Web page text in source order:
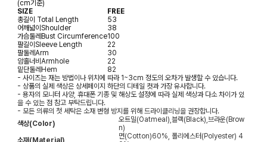
(cm기준)
SIZE
FREE
총길이 Total Length
53
어깨넓이Shoulder
38
가슴둘레Bust Circumference100
팔길이Sleeve Length
22
팔둘레Arm
30
암홀너비Armhole
22
밑단둘레Hem
82
- 사이즈는 재는 방법이나 위치에 따라 1~3cm 정도의 오차가 발생할 수 있습니다.
- 상품의 실제 색상은 상세페이지 하단의 디테일 컷과 가장 유사합니다.
- 용자의 모니터 사양, 휴대폰 기종 및 해상도 설정에 따라 실제 색상과 다소 차이가 있
을 수 있는 점 참고 부탁드립니다.
- 모든 의류의 첫 세탁은 소재 변형 방지를 위해 드라이클리닝을 권장합니다.
색상(Color)
오트밀(Oatmeal),블랙(Black),브라운(Brow
n)
소재(Material)
면(Cotton)60%, 폴리에스터(Polyester) 4